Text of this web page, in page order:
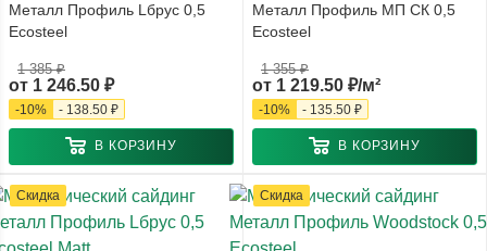
Металл Профиль Lбрус 0,5
Ecosteel
от 1 246.50 ₽
1 385 ₽
-10% - 138.50 ₽
В КОРЗИНУ
Металл Профиль МП СК 0,5
Ecosteel
от 1 219.50 ₽/м²
1 355 ₽
-10% - 135.50 ₽
В КОРЗИНУ
Скидка Скидка